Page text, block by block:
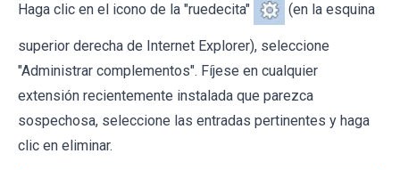
Haga clic en el icono de la "ruedecita" (en la esquina
superior derecha de Internet Explorer), seleccione
"Administrar complementos". Fíjese en cualquier
extensión recientemente instalada que parezca
sospechosa, seleccione las entradas pertinentes y haga
clic en eliminar.